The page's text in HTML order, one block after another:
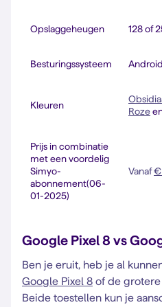
Opslaggeheugen 128 of
Besturingssysteem
Kleuren
Roze
Prijs in combinatie
met een voordelig
Simyo-
abonnement(06-
01-2025)
Vanaf€
Google Pixel 8 vs
Ben je eruit, heb je al
Google Pixel 8 of de grotere
Beide toestellen kun je